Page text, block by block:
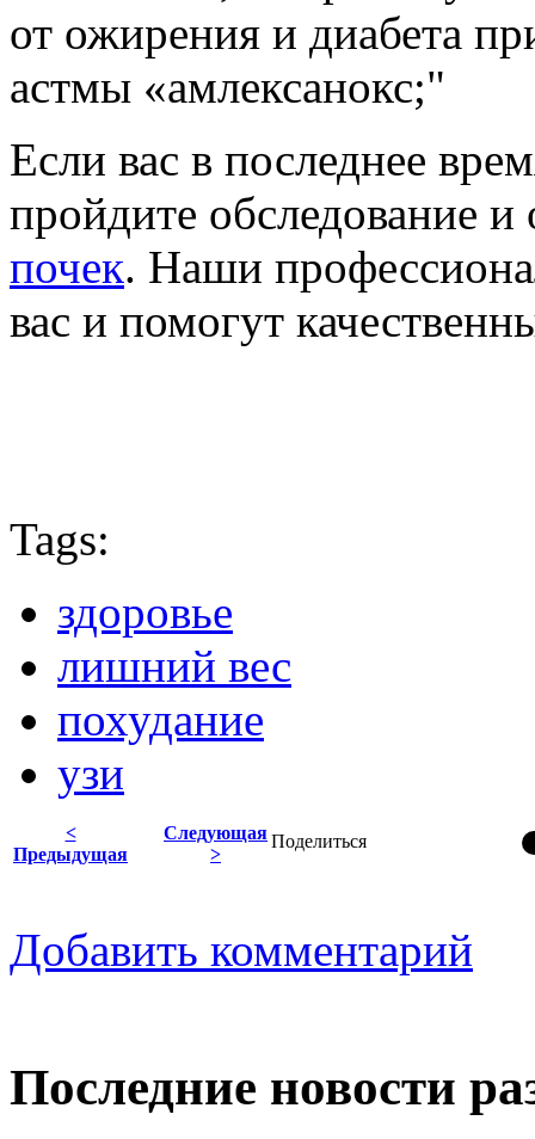
от ожирения и диабета
астмы «амлексанокс;"
Если вас в последнее
пройдите обследование и
почек. Наши
вас и помогут
Tags:
здоровье
лишний вес
похудание
узи
Поделиться
<
Предыдущая
Следующая
>
Добавить комментарий
Последние новости